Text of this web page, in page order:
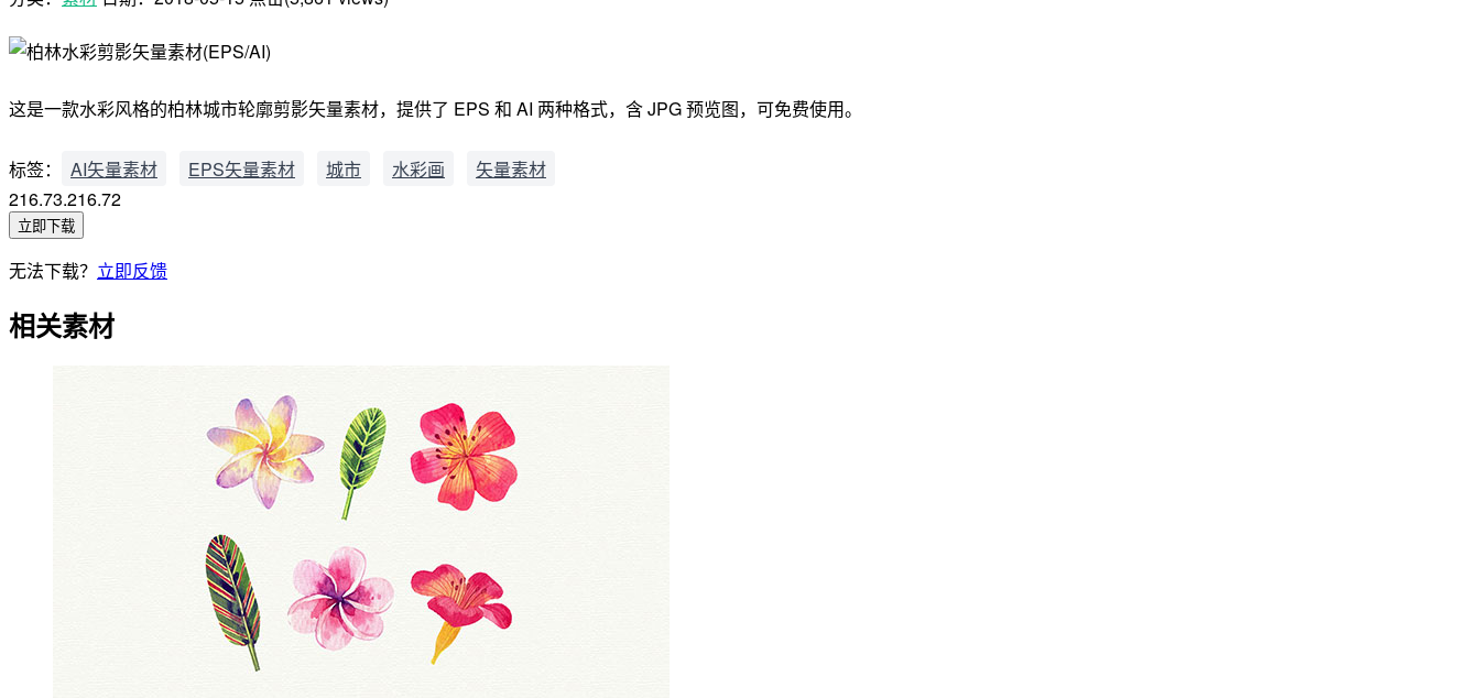
这是一款水彩风格的柏林城市轮廓剪影矢量素材，提供了 EPS 和 AI 两种格式，含 JPG 预览图，可免费使用。
标签： AI矢量素材 EPS矢量素材 城市 水彩画
矢量素材
216.73.216.72
立即下载
无法下载？ 立即反馈
相关素材